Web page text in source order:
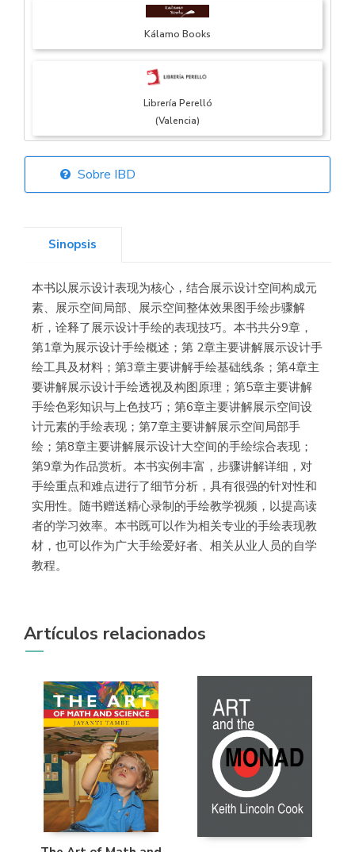
Kálamo Books
Librería Perelló
(Valencia)
Librería Elías
Librería Kolima
(Madrid)
Librería Proteo
(Málaga)
Sobre IBD
Sinopsis
本书以展示设计表现为核心，结合展示设计空间构成元
素、展示空间局部、展示空间整体效果图手绘步骤解
析，诠释了展示设计手绘的表现技巧。本书共分9章，
第1章为展示设计手绘概述；第 2章主要讲解展示设计手
绘工具及材料；第3章主要讲解手绘基础线条；第4章主
要讲解展示设计手绘透视及构图原理；第5章主要讲解
手绘色彩知识与上色技巧；第6章主要讲解展示空间设
计元素的手绘表现；第7章主要讲解展示空间局部手
绘；第8章主要讲解展示设计大空间的手绘综合表现；
第9章为作品赏析。本书实例丰富，步骤讲解详细，对
手绘重点和难点进行了细节分析，具有很强的针对性和
实用性。随书赠送精心录制的手绘教学视频，以提高读
者的学习效率。本书既可以作为相关专业的手绘表现教
材，也可以作为广大手绘爱好者、相关从业人员的自学
教程。
Artículos relacionados